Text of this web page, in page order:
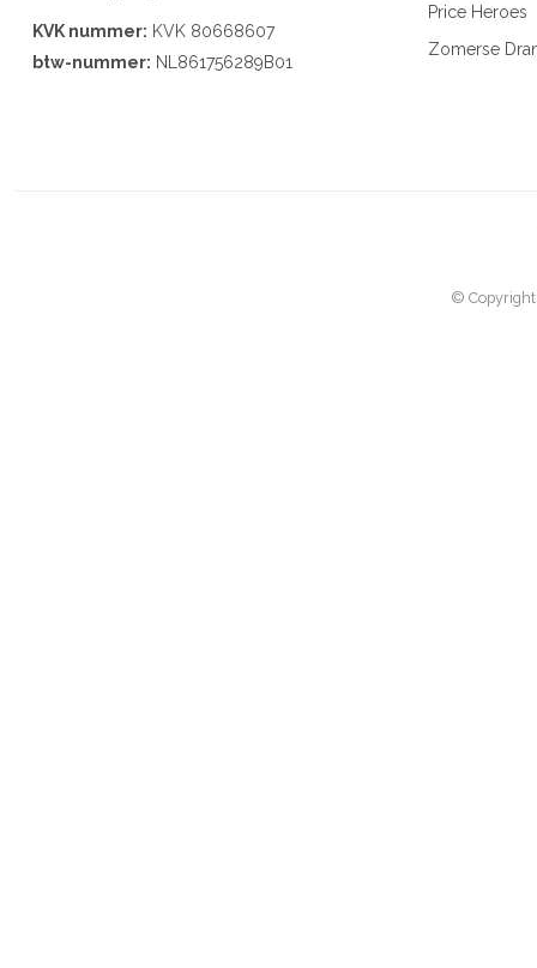
KVK nummer: KVK 80668607
btw-nummer: NL861756289B01
Price Heroes
Zomerse
© Copyright